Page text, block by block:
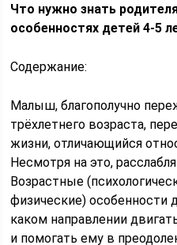
Что нужно знать
особенностях детей 4-5
Содержание:
Малыш, благополучно
трёхлетнего возраста,
жизни, отличающийся
Несмотря на это,
Возрастные
физические) особенности
каком направлении
и помогать ему в